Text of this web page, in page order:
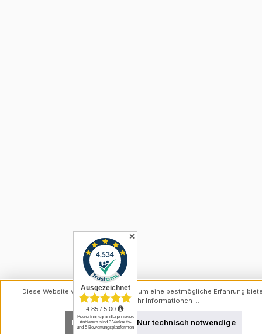
✕
Diese Website verwendet Cookies, um eine bestmögliche Erfahrung
können.Mehr Informationen ...
Nur technisch notwendige
Konfigurieren